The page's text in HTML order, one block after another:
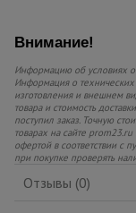
Внимание!
Информацию об условиях
Информация о технических
изготовления и внешнем
товара и стоимость
поступил заказ. Точную
товарах на сайте
офертой в соответствии с
при покупке проверять
Отзывы (0)